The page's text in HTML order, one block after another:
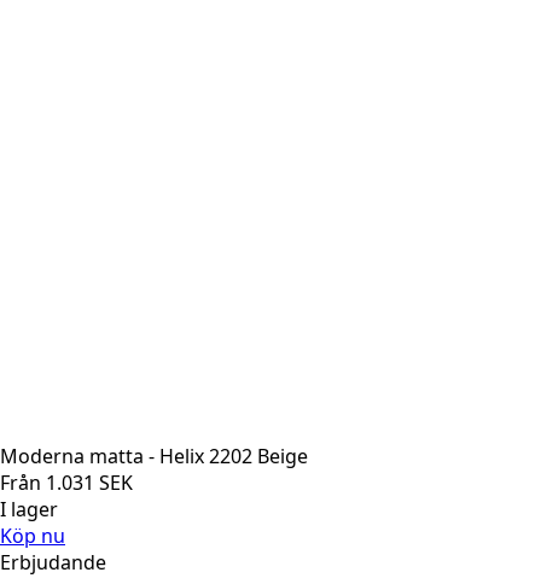
Moderna matta - Helix 2202 Beige
Från 1.031 SEK
I lager
Köp nu
Erbjudande